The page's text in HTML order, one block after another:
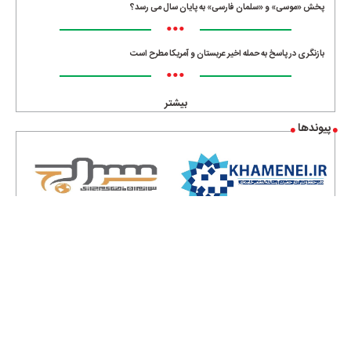
پخش «موسی» و «سلمان فارسی» به پایان سال می رسد؟
•••
بازنگری در پاسخ به حمله اخیر عربستان و آمریکا مطرح است
•••
بیشتر
پیوندها